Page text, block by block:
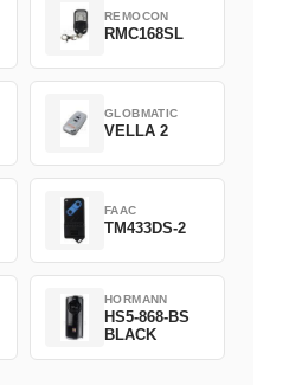
REMOCON
RMC168SL
GLOBMATIC
VELLA 2
FAAC
TM433DS-2
HORMANN
HS5-868-BS
BLACK